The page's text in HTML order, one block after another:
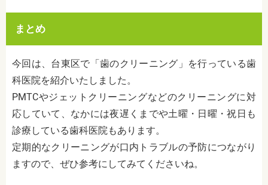
まとめ
今回は、台東区で「歯のクリーニング」を行っている歯
科医院を紹介いたしました。
PMTCやジェットクリーニングなどのクリーニングに対
応していて、なかには夜遅くまでや土曜・日曜・祝日も
診療している歯科医院もあります。
定期的なクリーニングが口内トラブルの予防につながり
ますので、ぜひ参考にしてみてくださいね。